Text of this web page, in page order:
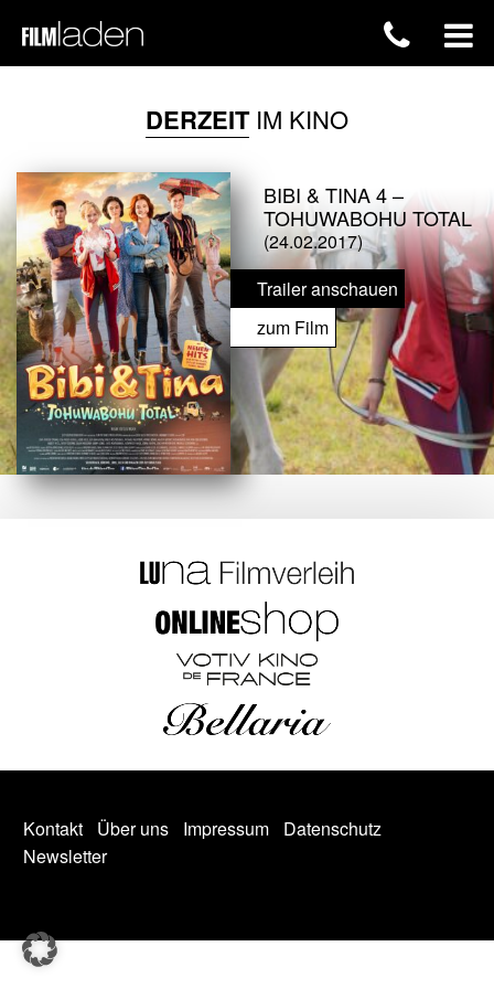
DERZEITIM KINO
BIBI & TINA 4 –
TOHUWABOHU TOTAL
(24.02.2017)
Trailer anschauen
zum Film
Kontakt Über uns Impressum
Datenschutz
Newsletter